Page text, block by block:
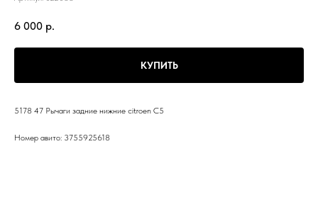
6 000 р.
КУПИТЬ
5178 47 Рычаги задние нижние citroen C5
Номер авито: 3755925618